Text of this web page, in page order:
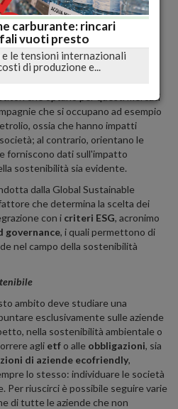
della sostenibilità ambientale,
17 obiettivi delle Nazioni Unite.
scegliere i titoli da acquistare
che optano per questi mercati
che si occupano ad esempio
ossia che hanno impatti
al contrario, orientano le
forniscono dati sull'impatto
sostenibilità sia evidente.
dalla Global Sustainable
che determina la scelta dei
con i criteri ESG, acronimo
governance, i quali permettono di
nel campo della sostenibilità
ambito deve studiare una
esclusivamente sulle aziende
nella sostenibilità ambientale o
agli etf o alle obbligazioni, sia
di aziende ecofriendly,
lo stesso: individuare le società
Per riuscirci è possibile seguire varie
di tutte le aziende che non
carburante: rincari
vuoti presto
le tensioni internazionali
di produzione e...